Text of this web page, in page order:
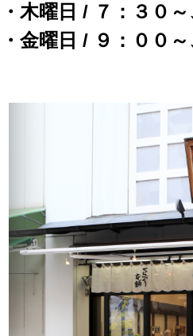
・木曜日 / ７：３０
・金曜日 / ９：００